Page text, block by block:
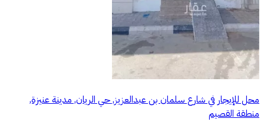
محل للإيجار في شارع سلمان بن عبدالعزيز, حي الريان, مدينة عنيزة,
منطقة القصيم